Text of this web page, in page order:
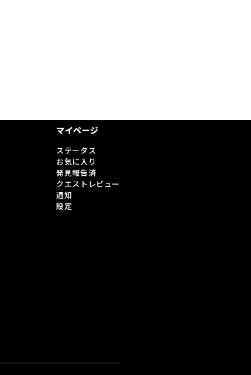
マイページ
ステータス
お気に入り
発見報告済
クエストレビュー
通知
設定